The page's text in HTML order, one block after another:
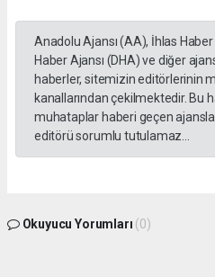
Anadolu Ajansı (AA), İhlas
Haber Ajansı (DHA) ve diğer
haberler, sitemizin editörlerinin
kanallarından çekilmektedir. Bu
muhataplar haberi geçen
editörü sorumlu tutulamaz...
Okuyucu Yorumları (0)